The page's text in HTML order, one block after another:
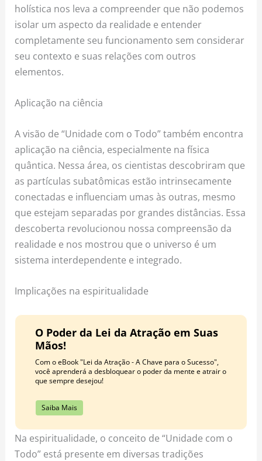
holística nos leva a compreender que não podemos
isolar um aspecto da realidade e entender
completamente seu funcionamento sem considerar
seu contexto e suas relações com outros
elementos.
Aplicação na ciência
A visão de “Unidade com o Todo” também encontra
aplicação na ciência, especialmente na física
quântica. Nessa área, os cientistas descobriram que
as partículas subatômicas estão intrinsecamente
conectadas e influenciam umas às outras, mesmo
que estejam separadas por grandes distâncias. Essa
descoberta revolucionou nossa compreensão da
realidade e nos mostrou que o universo é um
sistema interdependente e integrado.
Implicações na espiritualidade
O Poder da Lei da Atração em Suas
Mãos!
Com o eBook "Lei da Atração - A Chave para o Sucesso",
você aprenderá a desbloquear o poder da mente e atrair o
que sempre desejou!
Saiba Mais
Na espiritualidade, o conceito de “Unidade com o
Todo” está presente em diversas tradições